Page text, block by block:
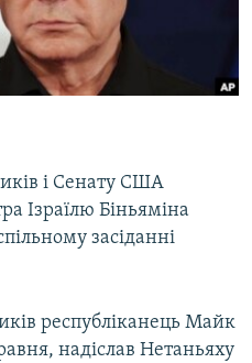
і Сенату США
Ізраїлю Біньяміна
засіданні
республіканець Майк
надіслав Нетаньяху